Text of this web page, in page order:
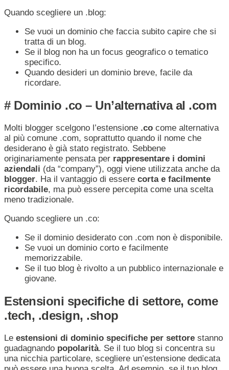
Quando scegliere un .blog:
Se vuoi un dominio che faccia subito capire che si
tratta di un blog.
Se il blog non ha un focus geografico o tematico
specifico.
Quando desideri un dominio breve, facile da
ricordare.
# Dominio .co – Un’alternativa al .com
Molti blogger scelgono l’estensione .co come alternativa
al più comune .com, soprattutto quando il nome che
desiderano è già stato registrato. Sebbene
originariamente pensata per rappresentare i domini
aziendali (da “company”), oggi viene utilizzata anche da
blogger. Ha il vantaggio di essere corta e facilmente
ricordabile, ma può essere percepita come una scelta
meno tradizionale.
Quando scegliere un .co:
Se il dominio desiderato con .com non è disponibile.
Se vuoi un dominio corto e facilmente
memorizzabile.
Se il tuo blog è rivolto a un pubblico internazionale e
giovane.
Estensioni specifiche di settore, come
.tech, .design, .shop
Le estensioni di dominio specifiche per settore stanno
guadagnando popolarità. Se il tuo blog si concentra su
una nicchia particolare, scegliere un’estensione dedicata